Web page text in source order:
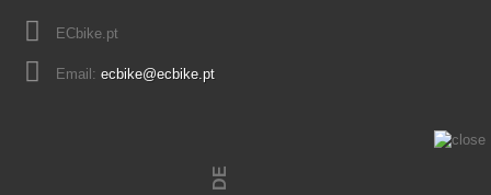
ECbike.pt
Email: ecbike@ecbike.pt